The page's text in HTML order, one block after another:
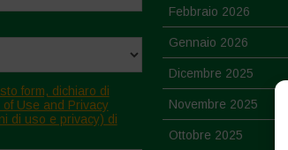
form, dichiaro di
Use and Privacy
di uso e privacy) di
Febbraio 2026
Gennaio 2026
Dicembre 2025
Novembre 2025
Ottobre 2025